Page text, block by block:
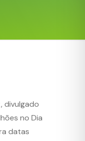
divulgado
no Dia
datas